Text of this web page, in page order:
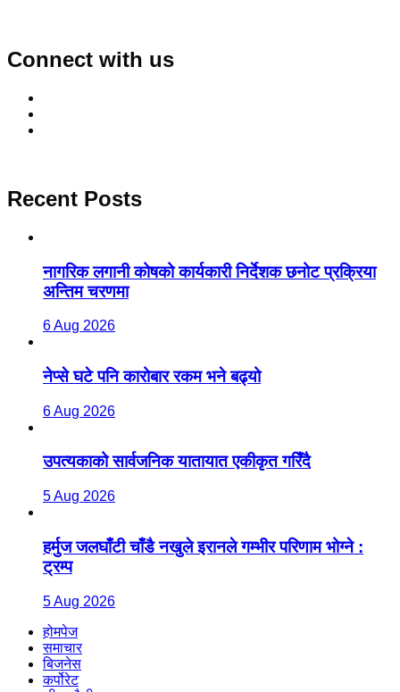
Connect with us
Recent Posts
नागरिक लगानी कोषको कार्यकारी निर्देशक छनोट प्रक्रिया
अन्तिम चरणमा
6 Aug 2026
नेप्से घटे पनि कारोबार रकम भने बढ्यो
6 Aug 2026
उपत्यकाको सार्वजनिक यातायात एकीकृत गरिँदै
5 Aug 2026
हर्मुज जलघाँटी चाँडै नखुले इरानले गम्भीर परिणाम भोग्ने :
ट्रम्प
5 Aug 2026
होमपेज
समाचार
बिजनेस
कर्पोरेट